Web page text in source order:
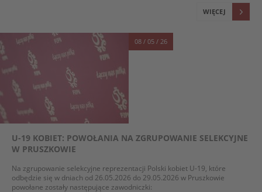
WIĘCEJ
08 / 05 / 26
U-19 KOBIET: POWOŁANIA NA ZGRUPOWANIE SELEKCYJNE
W PRUSZKOWIE
Na zgrupowanie selekcyjne reprezentacji Polski kobiet U-19, które
odbędzie się w dniach od 26.05.2026 do 29.05.2026 w Pruszkowie
powołane zostały następujące zawodniczki: